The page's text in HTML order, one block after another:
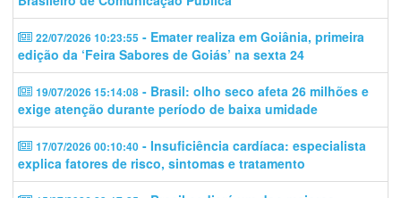
22/07/2026 10:23:55 - Emater realiza em Goiânia, primeira
edição da ‘Feira Sabores de Goiás’ na sexta 24
19/07/2026 15:14:08 - Brasil: olho seco afeta 26 milhões e
exige atenção durante período de baixa umidade
17/07/2026 00:10:40 - Insuficiência cardíaca: especialista
explica fatores de risco, sintomas e tratamento